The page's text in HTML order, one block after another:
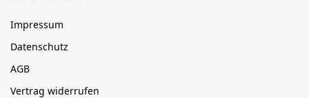
Impressum
Datenschutz
AGB
Vertrag widerrufen